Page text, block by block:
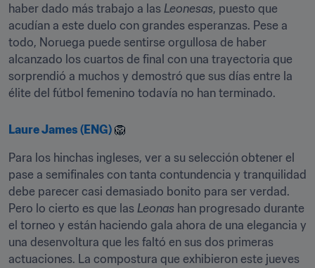
haber dado más trabajo a las Leonesas, puesto que
acudían a este duelo con grandes esperanzas. Pese a
todo, Noruega puede sentirse orgullosa de haber
alcanzado los cuartos de final con una trayectoria que
sorprendió a muchos y demostró que sus días entre la
élite del fútbol femenino todavía no han terminado.​
Laure James (ENG) 🦁
Para los hinchas ingleses, ver a su selección obtener el
pase a semifinales con tanta contundencia y tranquilidad
debe parecer casi demasiado bonito para ser verdad.
Pero lo cierto es que las Leonas han progresado durante
el torneo y están haciendo gala ahora de una elegancia y
una desenvoltura que les faltó en sus dos primeras
actuaciones. La compostura que exhibieron este jueves